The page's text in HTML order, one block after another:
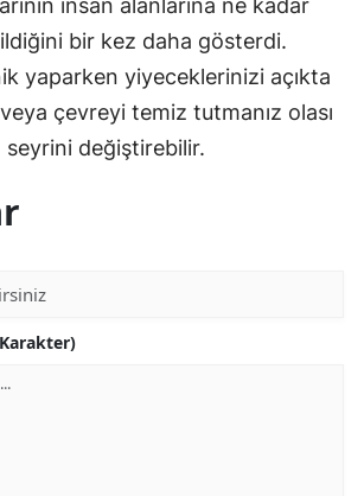
insan alanlarına ne kadar
bir kez daha gösterdi.
yaparken yiyeceklerinizi açıkta
çevreyi temiz tutmanız olası
seyrini değiştirebilir.